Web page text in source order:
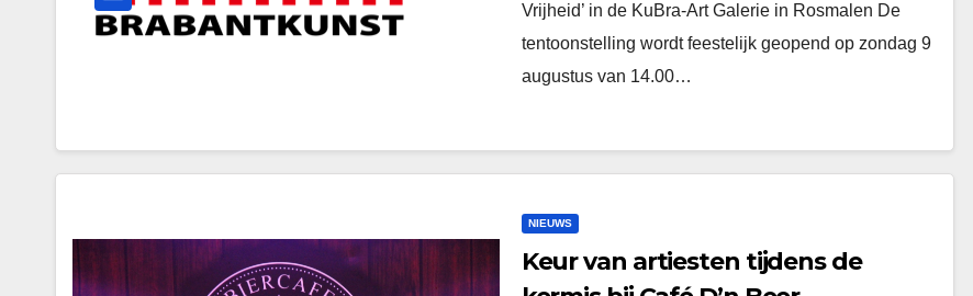
Vrijheid’ in de KuBra-Art Galerie in Rosmalen De
tentoonstelling wordt feestelijk geopend op zondag 9
augustus van 14.00…
NIEUWS
Keur van artiesten tijdens de